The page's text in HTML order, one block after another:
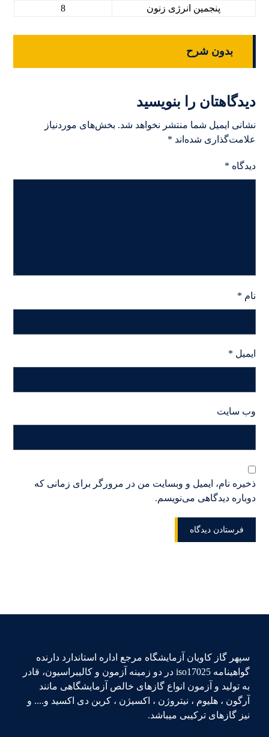
پنجمین انرژی زنون
8
بدون شرح
دیدگاهتان را بنویسید
نشانی ایمیل شما منتشر نخواهد شد. بخش‌های موردنیاز
علامت‌گذاری شده‌اند *
دیدگاه *
نام *
ایمیل *
وب‌ سایت
ذخیره نام، ایمیل و وبسایت من در مرورگر برای زمانی که
دوباره دیدگاهی می‌نویسم.
سپهر گاز کاویان آزمایشگاه مرجع اداره استاندارد دارنده
گواهینامه iso17025 در دو زمینه آزمون و کالیبراسیون، قادر
به تولید و آزمون انواع گازهای خالص آزمایشگاهی مانند
آرگون ، هلیوم ، نیتروژن ، اکسیژن ، کربن دی اکسید و.... و
نیز گازهای ترکیبی میباشد.